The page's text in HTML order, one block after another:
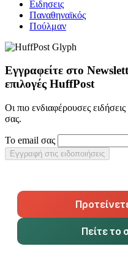
Ειδησεις
Παναθηναϊκός
Πούλμαν
Εγγραφείτε στο
επιλογές HuffPost
Οι πιο ενδιαφέρουσες
σας.
Το email σας
Εγγραφή στις ειδοποιήσεις
Πείτε το